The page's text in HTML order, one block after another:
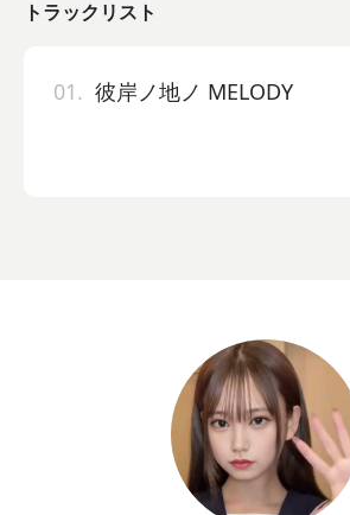
トラックリスト
01. 彼岸ノ地ノ MELODY